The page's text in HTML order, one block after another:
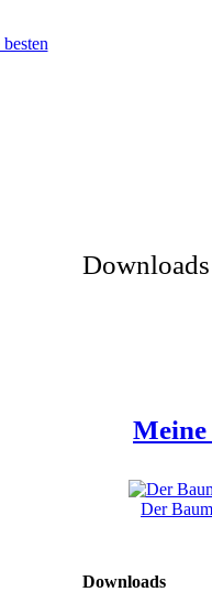
Downloads
Der
Downloads